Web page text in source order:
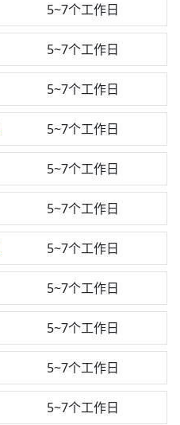
5~7个工作日
5~7个工作日
5~7个工作日
5~7个工作日
5~7个工作日
5~7个工作日
5~7个工作日
5~7个工作日
5~7个工作日
5~7个工作日
5~7个工作日